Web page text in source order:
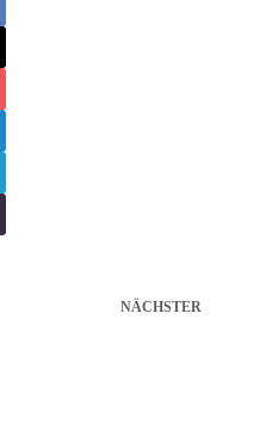
NÄCHSTER